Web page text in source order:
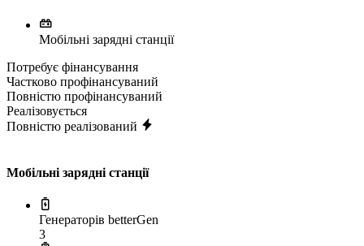
Мобільні зарядні станції
Потребує фінансування
Частково профінансуваний
Повністю профінансуваний
Реалізовується
Повністю реалізований
Мобільні зарядні станції
Генераторів betterGen
3